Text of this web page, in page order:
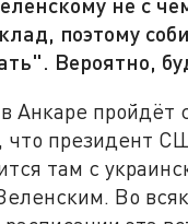
поэтому
Вероятно,
Анкаре пройдёт
что президент
там с
Во